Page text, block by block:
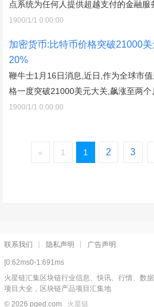
点系统为任何人提供超越支付的金融服
1900/1/1 0:00:00
加密货币:比特币价格突破21000
20%
鞭牛士1月16日消息,近日,作为全球市
格一度突破21000美元大关,飙涨至两个
1900/1/1 0:00:00
« 1 1 2 3
联系我们 隐私声明 广告声明
[0:62ms0-1:691ms
火星链汇集区块链行业信息、快讯、行情、数
项目大全，区块链产品项目汇集地
© 2026 pqed.com 火星链